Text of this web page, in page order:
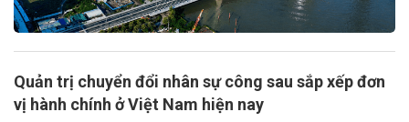
Quản trị chuyển đổi nhân sự công sau sắp xếp đơn
vị hành chính ở Việt Nam hiện nay